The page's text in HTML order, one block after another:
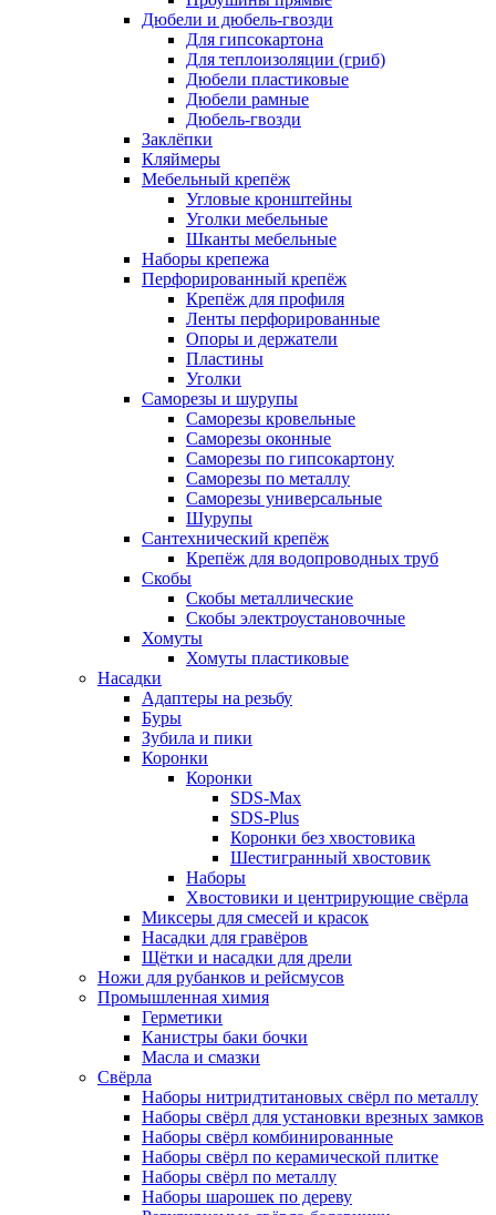
Дюбели и дюбель-гвозди
Для гипсокартона
Для теплоизоляции (гриб)
Дюбели пластиковые
Дюбели рамные
Дюбель-гвозди
Заклёпки
Кляймеры
Мебельный крепёж
Угловые кронштейны
Уголки мебельные
Шканты мебельные
Наборы крепежа
Перфорированный крепёж
Крепёж для профиля
Ленты перфорированные
Опоры и держатели
Пластины
Уголки
Саморезы и шурупы
Саморезы кровельные
Саморезы оконные
Саморезы по гипсокартону
Саморезы по металлу
Саморезы универсальные
Шурупы
Сантехнический крепёж
Крепёж для водопроводных труб
Скобы
Скобы металлические
Скобы электроустановочные
Хомуты
Хомуты пластиковые
Насадки
Адаптеры на резьбу
Буры
Зубила и пики
Коронки
Коронки
SDS-Max
SDS-Plus
Коронки без хвостовика
Шестигранный хвостовик
Наборы
Хвостовики и центрирующие свёрла
Миксеры для смесей и красок
Насадки для гравёров
Щётки и насадки для дрели
Ножи для рубанков и рейсмусов
Промышленная химия
Герметики
Канистры баки бочки
Масла и смазки
Свёрла
Наборы нитридтитановых свёрл по металлу
Наборы свёрл для установки врезных замков
Наборы свёрл комбинированные
Наборы свёрл по керамической плитке
Наборы свёрл по металлу
Наборы шарошек по дереву